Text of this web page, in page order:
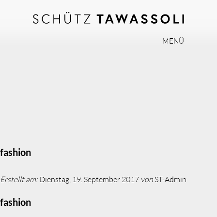
MENÜ
fashion
Erstellt am:Dienstag, 19. September 2017 vonST-Admin
fashion